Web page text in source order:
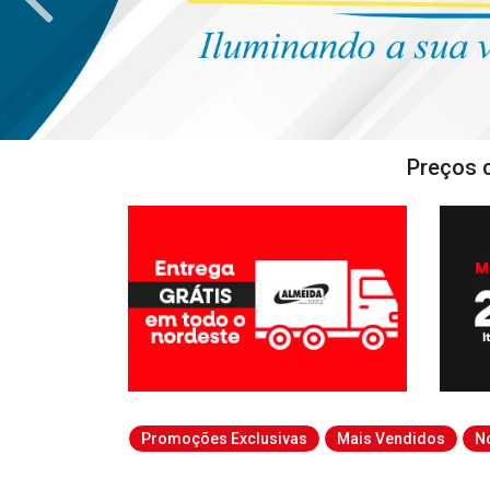
Preços
Promoções Exclusivas Mais Vendidos